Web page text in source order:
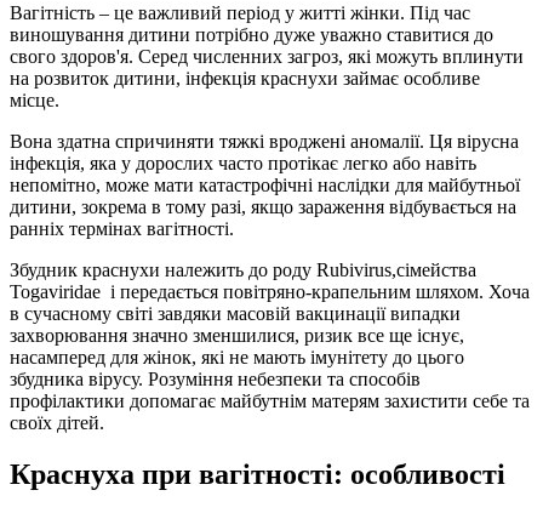
Вагітність – це важливий період у житті жінки. Під час
виношування дитини потрібно дуже уважно ставитися до
свого здоров'я. Серед численних загроз, які можуть вплинути
на розвиток дитини, інфекція краснухи займає особливе
місце.
Вона здатна спричиняти тяжкі вроджені аномалії. Ця вірусна
інфекція, яка у дорослих часто протікає легко або навіть
непомітно, може мати катастрофічні наслідки для майбутньої
дитини, зокрема в тому разі, якщо зараження відбувається на
ранніх термінах вагітності.
Збудник краснухи належить до роду Rubivirus,сімейства
Togaviridae і передається повітряно-крапельним шляхом. Хоча
в сучасному світі завдяки масовій вакцинації випадки
захворювання значно зменшилися, ризик все ще існує,
насамперед для жінок, які не мають імунітету до цього
збудника вірусу. Розуміння небезпеки та способів
профілактики допомагає майбутнім матерям захистити себе та
своїх дітей.
Краснуха при вагітності: особливості